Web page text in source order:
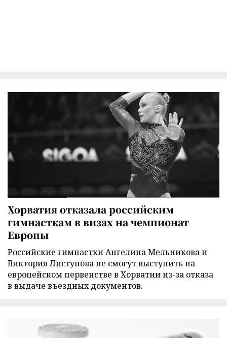
Хорватия отказала российским
гимнасткам в визах на чемпионат
Европы
Российские гимнастки Ангелина Мельникова и
Виктория Листунова не смогут выступить на
европейском первенстве в Хорватии из-за отказа
в выдаче въездных документов.